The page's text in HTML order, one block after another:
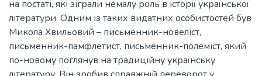
на постаті, які зіграли немалу роль в історії української
літератури. Одним із таких видатних особистостей був
Микола Хвильовий – письменник-новеліст,
письменник-памфлетист, письменник-полеміст, який
по-новому поглянув на традиційну українську